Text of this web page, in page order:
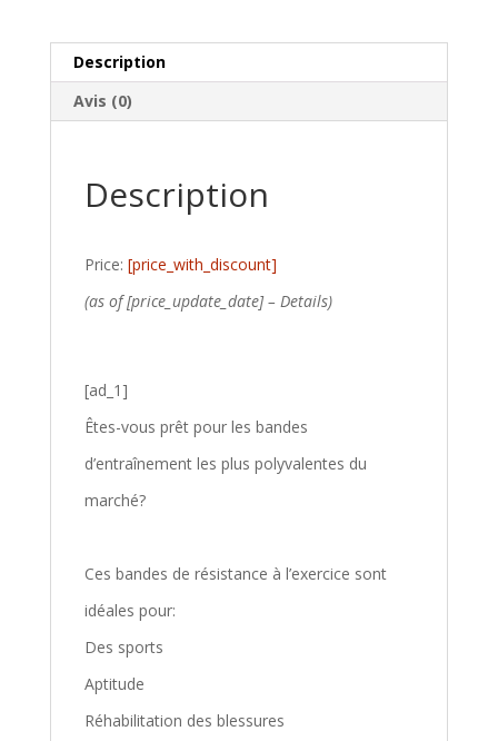
Description
Avis (0)
Description
Price: [price_with_discount]
(as of [price_update_date] – Details)
[ad_1]
Êtes-vous prêt pour les bandes
d’entraînement les plus polyvalentes du
marché?
Ces bandes de résistance à l’exercice sont
idéales pour:
Des sports
Aptitude
Réhabilitation des blessures